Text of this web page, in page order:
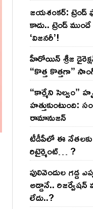
జయశంకర్:
కాదు.. ట్రెండ్‌
‘విజనరీ’!
హీరోయిన్ శ్రీజ
“కొత్త కొత్తగా”
“కార్మేని సెల్వం”
హత్తుకుంటుంది:
రామానుజన్
టీడీపీలో ఈ
రిటైర్మెంట్‌… ?
పులివెందుల గ‌డ్డ
అడ్డానే..
లేదు..?